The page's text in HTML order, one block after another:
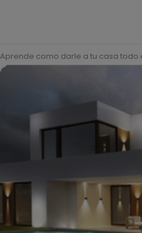
Aprende como darle a tu casa todo